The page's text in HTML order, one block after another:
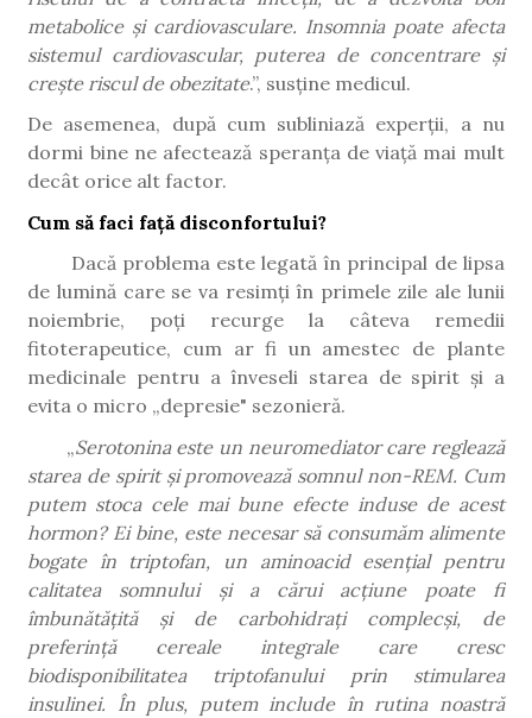
metabolice și cardiovasculare. Insomnia poate afecta
sistemul cardiovascular, puterea de concentrare și
crește riscul de obezitate.”, susține medicul.
De asemenea, după cum subliniază experții, a nu
dormi bine ne afectează speranța de viață mai mult
decât orice alt factor.
Cum să faci față disconfortului?
Dacă problema este legată în principal de lipsa
de lumină care se va resimți în primele zile ale lunii
noiembrie, poți recurge la câteva remedii
fitoterapeutice, cum ar fi un amestec de plante
medicinale pentru a înveseli starea de spirit și a
evita o micro „depresie" sezonieră.
„Serotonina este un neuromediator care reglează
starea de spirit și promovează somnul non-REM. Cum
putem stoca cele mai bune efecte induse de acest
hormon? Ei bine, este necesar să consumăm alimente
bogate în triptofan, un aminoacid esențial pentru
calitatea somnului și a cărui acțiune poate fi
îmbunătățită și de carbohidrați complecși, de
preferință cereale integrale care cresc
biodisponibilitatea triptofanului prin stimularea
insulinei. În plus, putem include în rutina noastră